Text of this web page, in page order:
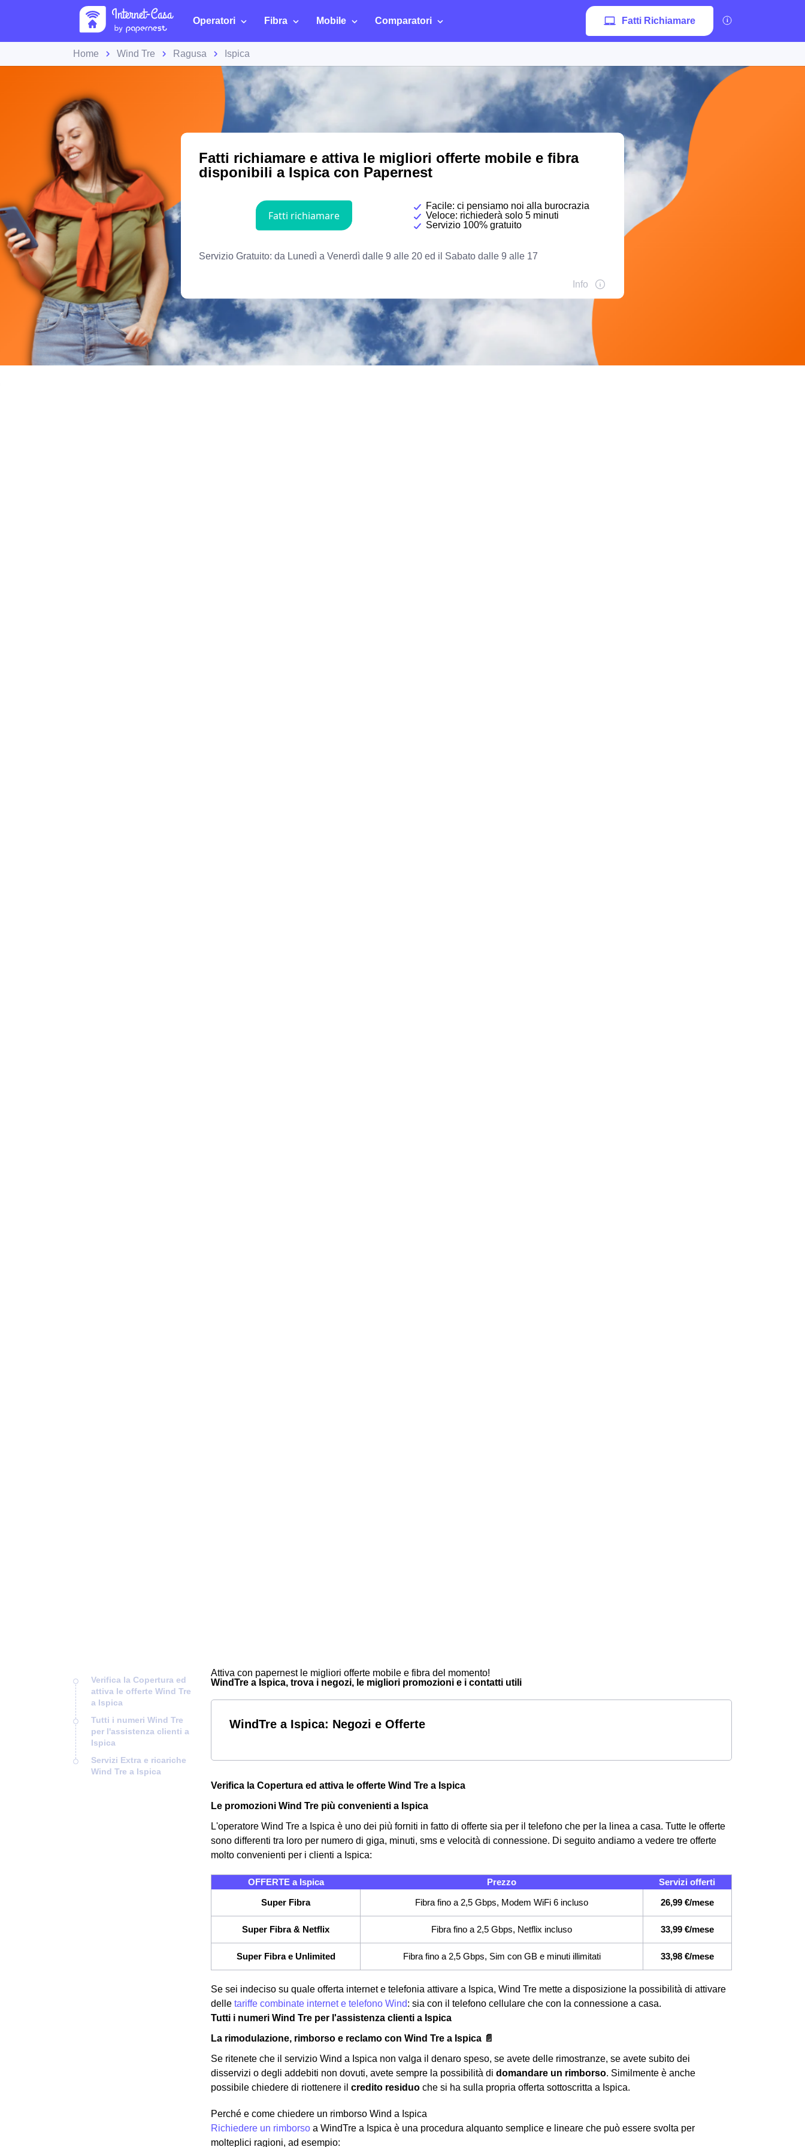
Operatori Fibra Mobile Comparatori Fatti Richiamare
Home Wind Tre Ragusa Ispica
Verifica la Copertura ed
attiva le offerte Wind Tre
a Ispica
Tutti i numeri Wind Tre
per l'assistenza clienti a
Ispica
Servizi Extra e ricariche
Wind Tre a Ispica
Attiva con papernest le migliori offerte mobile e fibra del momento!
WindTre a Ispica, trova i negozi, le migliori promozioni e i contatti utili
WindTre a Ispica: Negozi e Offerte
Verifica la Copertura ed attiva le offerte Wind Tre a Ispica
Le promozioni Wind Tre più convenienti a Ispica
L'operatore Wind Tre a Ispica è uno dei più forniti in fatto di offerte sia per il telefono che per la linea a casa. Tutte le offerte
sono differenti tra loro per numero di giga, minuti, sms e velocità di connessione. Di seguito andiamo a vedere tre offerte
molto convenienti per i clienti a Ispica:
OFFERTE a Ispica Prezzo
Servizi offerti
Super Fibra
Fibra fino a 2,5 Gbps, Modem WiFi 6 incluso 26,99 €/mese
Super Fibra & Netflix Fibra fino a 2,5 Gbps, Netflix incluso 33,99 €/mese
Super Fibra e Unlimited Fibra fino a 2,5 Gbps, Sim con GB e minuti illimitati 33,98 €/mese
Se sei indeciso su quale offerta internet e telefonia attivare a Ispica, Wind Tre mette a disposizione la possibilità di attivare
delle tariffe combinate internet e telefono Wind: sia con il telefono cellulare che con la connessione a casa.
Tutti i numeri Wind Tre per l'assistenza clienti a Ispica
La rimodulazione, rimborso e reclamo con Wind Tre a Ispica 📄
Se ritenete che il servizio Wind a Ispica non valga il denaro speso, se avete delle rimostranze, se avete subito dei
disservizi o degli addebiti non dovuti, avete sempre la possibilità di domandare un rimborso. Similmente è anche
possibile chiedere di riottenere il credito residuo che si ha sulla propria offerta sottoscritta a Ispica.
Perché e come chiedere un rimborso Wind a Ispica
Richiedere un rimborso a WindTre a Ispica è una procedura alquanto semplice e lineare che può essere svolta per
molteplici ragioni, ad esempio: